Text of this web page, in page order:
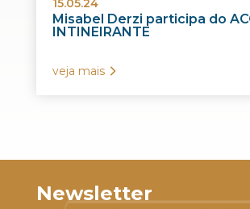
15.05.24
Misabel Derzi participa do
INTINEIRANTE
veja mais
Newsletter